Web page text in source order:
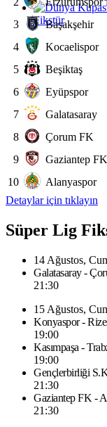
Fikstür
3
Başakşehir
4
Kocaelispor
5
Beşiktaş
6
Eyüpspor
7
Galatasaray
8
Çorum FK
9
Gaziantep FK
10
Alanyaspor
Detaylar için tıklayın
Süper Lig
14 Ağustos,
Galatasaray -
21:30
15 Ağustos,
Konyaspor -
19:00
Kasımpaşa -
19:00
Gençlerbirliği
21:30
Gaziantep FK -
21:30